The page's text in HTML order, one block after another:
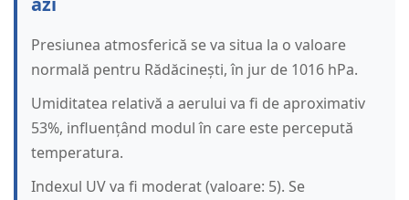
Presiunea atmosferică se va situa la o valoare
normală pentru Rădăcinești, în jur de 1016 hPa.
Umiditatea relativă a aerului va fi de aproximativ
53%, influențând modul în care este percepută
temperatura.
Indexul UV va fi moderat (valoare: 5). Se